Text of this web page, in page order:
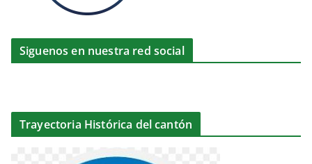
Siguenos en nuestra red social
Trayectoria Histórica del cantón